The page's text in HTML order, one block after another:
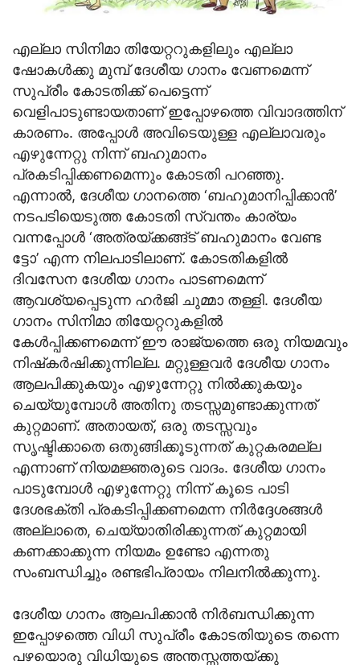
എല്ലാ സിനിമാ തിയേറ്ററുകളിലും എല്ലാ
ഷോകള്‍ക്കു മുമ്പ് ദേശീയ ഗാനം വേണമെന്ന്
സുപ്രീം കോടതിക്ക് പെട്ടെന്ന്
വെളിപാടുണ്ടായതാണ് ഇപ്പോഴത്തെ വിവാദത്തിന്
കാരണം. അപ്പോള്‍ അവിടെയുള്ള എല്ലാവരും
എഴുന്നേറ്റു നിന്ന് ബഹുമാനം
പ്രകടിപ്പിക്കണമെന്നും കോടതി പറഞ്ഞു.
എന്നാല്‍, ദേശീയ ഗാനത്തെ ‘ബഹുമാനിപ്പിക്കാന്‍’
നടപടിയെടുത്ത കോടതി സ്വന്തം കാര്യം
വന്നപ്പോള്‍ ‘അത്രയ്ക്കങ്ങ്ട് ബഹുമാനം വേണ്ട
ട്ടോ’ എന്ന നിലപാടിലാണ്. കോടതികളില്‍
ദിവസേന ദേശീയ ഗാനം പാടണമെന്ന്
ആവശ്യപ്പെടുന്ന ഹര്‍ജി ചുമ്മാ തള്ളി. ദേശീയ
ഗാനം സിനിമാ തിയേറ്ററുകളില്‍
കേള്‍പ്പിക്കണമെന്ന് ഈ രാജ്യത്തെ ഒരു നിയമവും
നിഷ്‌കര്‍ഷിക്കുന്നില്ല. മറ്റുള്ളവര്‍ ദേശീയ ഗാനം
ആലപിക്കുകയും എഴുന്നേറ്റു നില്‍ക്കുകയും
ചെയ്യുമ്പോള്‍ അതിനു തടസ്സമുണ്ടാക്കുന്നത്
കുറ്റമാണ്. അതായത്, ഒരു തടസ്സവും
സൃഷ്ടിക്കാതെ ഒതുങ്ങിക്കൂടുന്നത് കുറ്റകരമല്ല
എന്നാണ് നിയമജ്ഞരുടെ വാദം. ദേശീയ ഗാനം
പാടുമ്പോള്‍ എഴുന്നേറ്റു നിന്ന് കൂടെ പാടി
ദേശഭക്തി പ്രകടിപ്പിക്കണമെന്ന നിര്‍ദ്ദേശങ്ങള്‍
അല്ലാതെ, ചെയ്യാതിരിക്കുന്നത് കുറ്റമായി
കണക്കാക്കുന്ന നിയമം ഉണ്ടോ എന്നതു
സംബന്ധിച്ചും രണ്ടഭിപ്രായം നിലനില്‍ക്കുന്നു.
ദേശീയ ഗാനം ആലപിക്കാന്‍ നിര്‍ബന്ധിക്കുന്ന
ഇപ്പോഴത്തെ വിധി സുപ്രീം കോടതിയുടെ തന്നെ
പഴയൊരു വിധിയുടെ അന്തസ്സത്തയ്ക്കു